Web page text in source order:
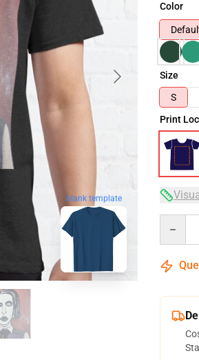
blank template
Color
Size
S
Print